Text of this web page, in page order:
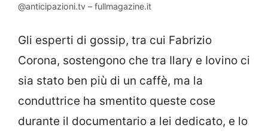
@anticipazioni.tv – fullmagazine.it
Gli esperti di gossip, tra cui Fabrizio
Corona, sostengono che tra Ilary e Iovino ci
sia stato ben più di un caffè, ma la
conduttrice ha smentito queste cose
durante il documentario a lei dedicato, e lo